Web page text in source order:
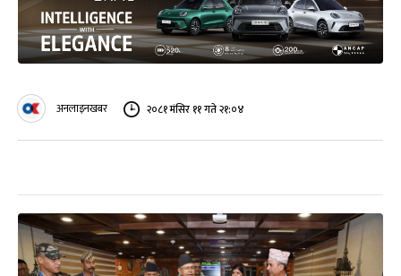
अनलाइनखबर २०८१ मंसिर ११ गते २१:०४